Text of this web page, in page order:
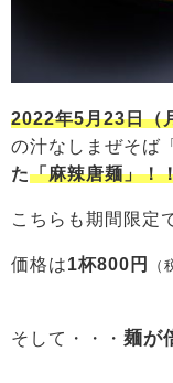
2022年5月23日（
の汁なしまぜそば
た「麻辣唐麺」！
こちらも期間限定
価格は1杯800円 （
そして・・・ 麺が